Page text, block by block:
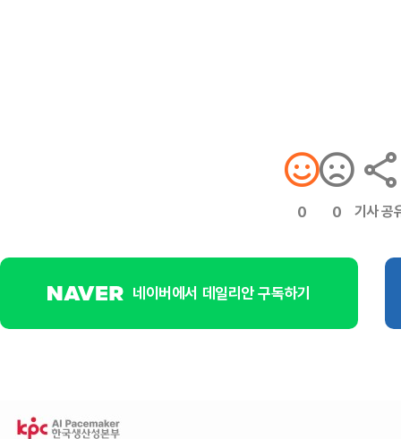
0 0 기사 공
네이버에서 데일리안 구독하기